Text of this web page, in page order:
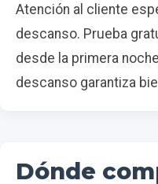
Atención al cliente
descanso. Prueba
desde la primera
descanso garantiza
Dónde